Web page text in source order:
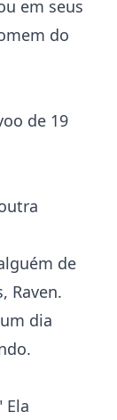
em seus
do
de 19
de
Raven.
dia